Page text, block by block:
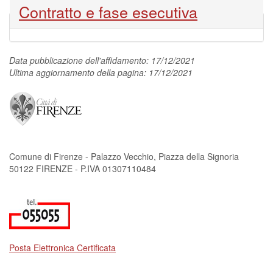
Nascondi
Contratto e fase esecutiva
Data pubblicazione dell'affidamento: 17/12/2021
Ultima aggiornamento della pagina: 17/12/2021
Comune di Firenze - Palazzo Vecchio, Piazza della Signoria
50122 FIRENZE - P.IVA 01307110484
Posta Elettronica Certificata